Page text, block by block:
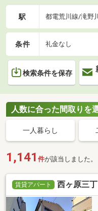
駅 都電荒川線/滝野
条件 礼金なし
検索条件を保存
人数に合った間取りを
一人暮らし
1,141 件が該当しました。
賃貸アパート 西ヶ原三